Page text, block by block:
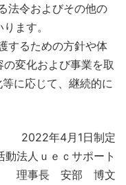
法令およびその他の
ます。
するための方針や体
変化および事業を取
に応じて、継続的に
2022年4月1日制定
動法人ｕｅｃサポート
理事長 安部 博文